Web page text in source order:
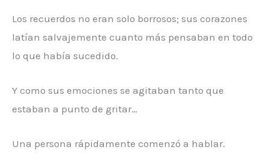
Los recuerdos no eran solo borrosos; sus corazones
latían salvajemente cuanto más pensaban en todo
lo que había sucedido.
Y como sus emociones se agitaban tanto que
estaban a punto de gritar…
Una persona rápidamente comenzó a hablar.